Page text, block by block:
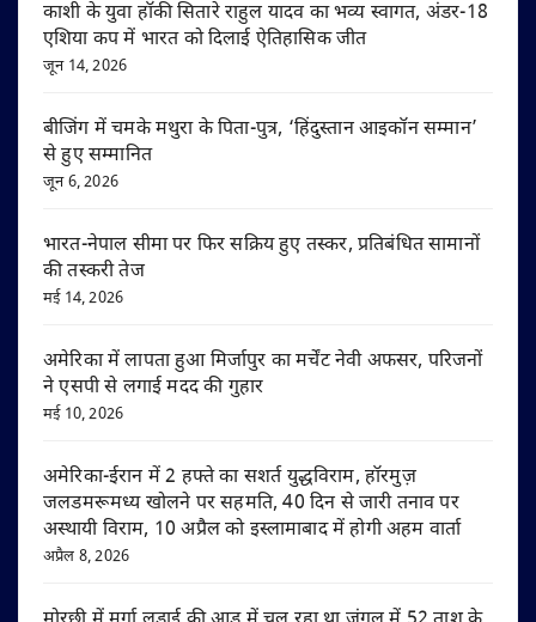
काशी के युवा हॉकी सितारे राहुल यादव का भव्य स्वागत, अंडर-18
एशिया कप में भारत को दिलाई ऐतिहासिक जीत
जून 14, 2026
बीजिंग में चमके मथुरा के पिता-पुत्र, ‘हिंदुस्तान आइकॉन सम्मान’
से हुए सम्मानित
जून 6, 2026
भारत-नेपाल सीमा पर फिर सक्रिय हुए तस्कर, प्रतिबंधित सामानों
की तस्करी तेज
मई 14, 2026
अमेरिका में लापता हुआ मिर्जापुर का मर्चेंट नेवी अफसर, परिजनों
ने एसपी से लगाई मदद की गुहार
मई 10, 2026
अमेरिका-ईरान में 2 हफ्ते का सशर्त युद्धविराम, हॉरमुज़
जलडमरूमध्य खोलने पर सहमति, 40 दिन से जारी तनाव पर
अस्थायी विराम, 10 अप्रैल को इस्लामाबाद में होगी अहम वार्ता
अप्रैल 8, 2026